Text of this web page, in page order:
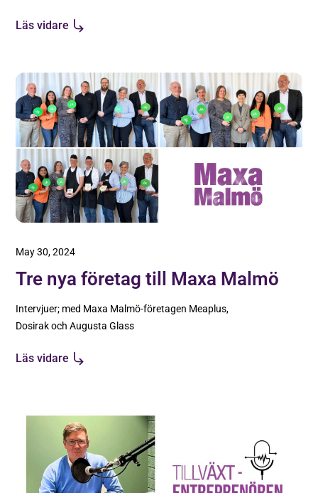
Läs vidare
May 30, 2024
Tre nya företag till Maxa Malmö
Intervjuer; med Maxa Malmö-företagen Meaplus,
Dosirak och Augusta Glass
Läs vidare